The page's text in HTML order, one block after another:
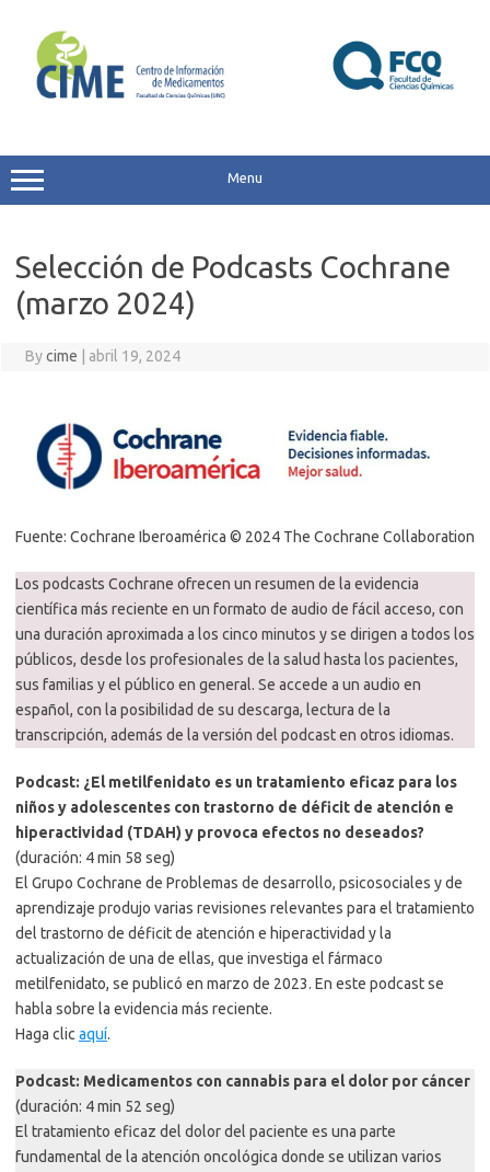
content
Menu
Selección de Podcasts Cochrane
(marzo 2024)
Bycime abril 19, 2024
Fuente: Cochrane Iberoamérica © 2024 The Cochrane Collaboration
Los podcasts Cochrane ofrecen un resumen de la evidencia
científica más reciente en un formato de audio de fácil acceso, con
una duración aproximada a los cinco minutos y se dirigen a todos los
públicos, desde los profesionales de la salud hasta los pacientes,
sus familias y el público en general. Se accede a un audio en
español, con la posibilidad de su descarga, lectura de la
transcripción, además de la versión del podcast en otros idiomas.
Podcast: ¿El metilfenidato es un tratamiento eficaz para los
niños y adolescentes con trastorno de déficit de atención e
hiperactividad (TDAH) y provoca efectos no deseados?
(duración: 4 min 58 seg)
El Grupo Cochrane de Problemas de desarrollo, psicosociales y de
aprendizaje produjo varias revisiones relevantes para el tratamiento
del trastorno de déficit de atención e hiperactividad y la
actualización de una de ellas, que investiga el fármaco
metilfenidato, se publicó en marzo de 2023. En este podcast se
habla sobre la evidencia más reciente.
Haga clicaquí.
Podcast: Medicamentos con cannabis para el dolor por cáncer
(duración: 4 min 52 seg)
El tratamiento eficaz del dolor del paciente es una parte
fundamental de la atención oncológica donde se utilizan varios